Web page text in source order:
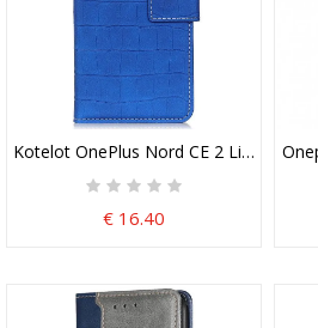
Kotelot OnePlus Nord CE 2 Lite 5G
€ 16.40